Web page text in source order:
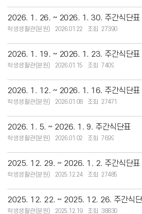
2026. 1. 26. ~ 2026. 1. 30. 주간식단표
학생생활관(분원) 2026.01.22 27390
2026. 1. 19. ~ 2026. 1. 23. 주간식단표
학생생활관(분원) 2026.01.15 7409
2026. 1. 12. ~ 2026. 1. 16. 주간식단표
학생생활관(분원) 2026.01.08 27471
2026. 1. 5. ~ 2026. 1. 9. 주간식단표
학생생활관(분원) 2026.01.02 7699
2025. 12. 29. ~ 2026. 1. 2. 주간식단표
학생생활관(분원) 2025.12.24 27485
2025. 12. 22. ~ 2025. 12. 26. 주간식
학생생활관(분원) 2025.12.19 38830